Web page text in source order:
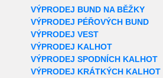
VÝPRODEJ BUND NA BĚŽKY
VÝPRODEJ PÉŘOVÝCH BUND
VÝPRODEJ VEST
VÝPRODEJ KALHOT
VÝPRODEJ SPODNÍCH KALHOT
VÝPRODEJ KRÁTKÝCH KALHOT